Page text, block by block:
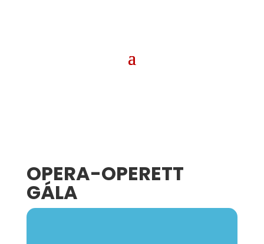
OPERA-OPERETT
GÁLA